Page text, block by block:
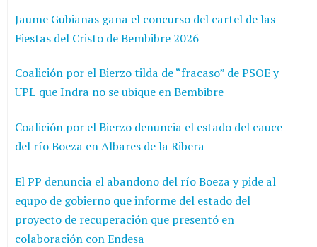
Jaume Gubianas gana el concurso del cartel de las
Fiestas del Cristo de Bembibre 2026
Coalición por el Bierzo tilda de “fracaso” de PSOE y
UPL que Indra no se ubique en Bembibre
Coalición por el Bierzo denuncia el estado del cauce
del río Boeza en Albares de la Ribera
El PP denuncia el abandono del río Boeza y pide al
equpo de gobierno que informe del estado del
proyecto de recuperación que presentó en
colaboración con Endesa